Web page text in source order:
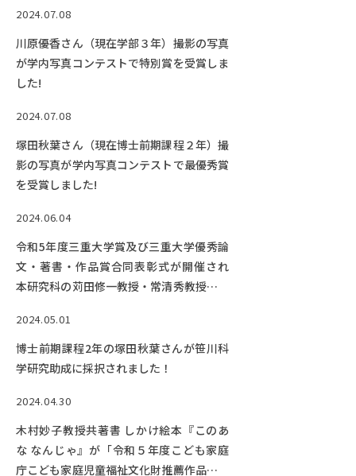
2024.07.08
川原優香さん（現在学部３年）撮影の写真
が学内写真コンテストで特別賞を受賞しま
した!
2024.07.08
塚田秋葉さん（現在博士前期課程２年）撮
影の写真が学内写真コンテストで最優秀賞
を受賞しました!
2024.06.04
令和5年度三重大学賞及び三重大学優秀論
文・著書・作品賞合同表彰式が開催され
本研究科の苅田修一教授・常清秀教授らが
た。
2024.05.01
博士前期課程2年の塚田秋葉さんが笹川科
学研究助成に採択されました！
2024.04.30
木村妙子教授共著書 しかけ絵本『このあ
な なんじゃ』が「令和５年度こども家庭
庁こども家庭児童福祉文化財推薦作品」に